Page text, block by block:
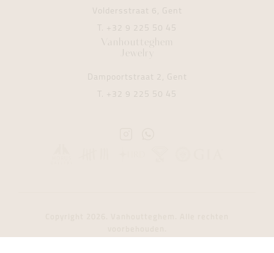
Voldersstraat 6, Gent
T. +32 9 225 50 45
Vanhoutteghem
Jewelry
Dampoortstraat 2, Gent
T. +32 9 225 50 45